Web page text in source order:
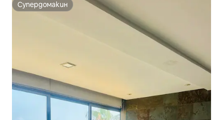
Супердомакин
Супердомакин